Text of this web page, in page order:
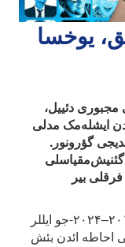
یوخسا
دئییل،
ایشله‌مک مدلی
گؤرونور.
گئنیش‌مقیاسلی
بیر
خبر وئریر کی، تدقیقاتچیلار ۲۰۱۱–۲۰۲۴-جو ایللر
چوخ انسانی احاطه ائد‌ن بئش